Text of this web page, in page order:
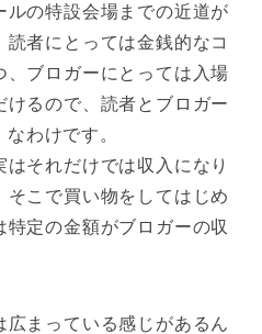
ルの特設会場までの近道が
者にとっては金銭的なコ
、ブロガーにとっては入場
るので、読者とブロガー
わけです。
それだけでは収入になり
そこで買い物をしてはじめ
定の金額がブロガーの収
まっている感じがあるん